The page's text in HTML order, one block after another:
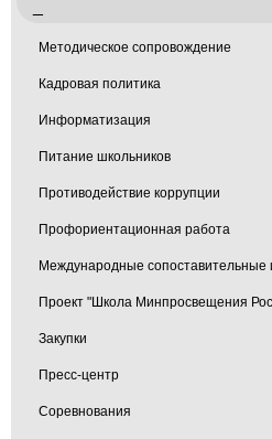
Методическое сопровождение
Кадровая политика
Информатизация
Питание школьников
Противодействие коррупции
Профориентационная работа
Международные сопоставительные
Проект "Школа Минпросвещения
Закупки
Пресс-центр
Соревнования